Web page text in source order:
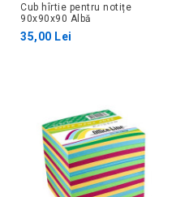
Cub hîrtie pentru notițe
90x90x90 Albă
35,00 Lei